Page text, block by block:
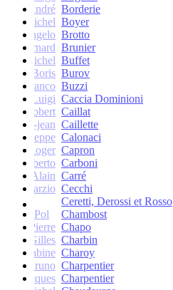
André Borderie
Michel Boyer
Angelo Brotto
Bernard Brunier
Michel Buffet
Boris Burov
Franco Buzzi
Luigi Caccia Dominioni
Robert Caillat
René-jean Caillette
Giuseppe Calonaci
Roger Capron
Erberto Carboni
Alain Carré
Marzio Cecchi
Ceretti, Derossi et Rosso
Pol
Chambost
Pierre Chapo
Gilles Charbin
Sabine Charoy
Bruno Charpentier
Jacques Charpentier